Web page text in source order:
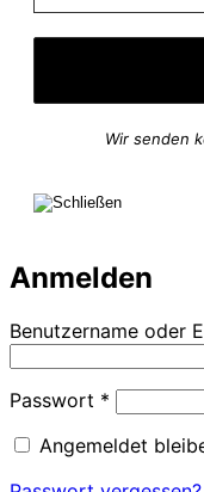
Wir senden
Anmelden
Benutzername oder
Passwort *
Angemeldet